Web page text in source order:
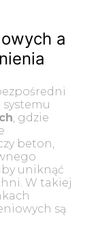
a
, gdzie
beton,
uniknąć
W takiej
są